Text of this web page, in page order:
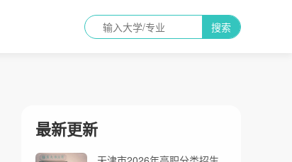
搜索
最新更新